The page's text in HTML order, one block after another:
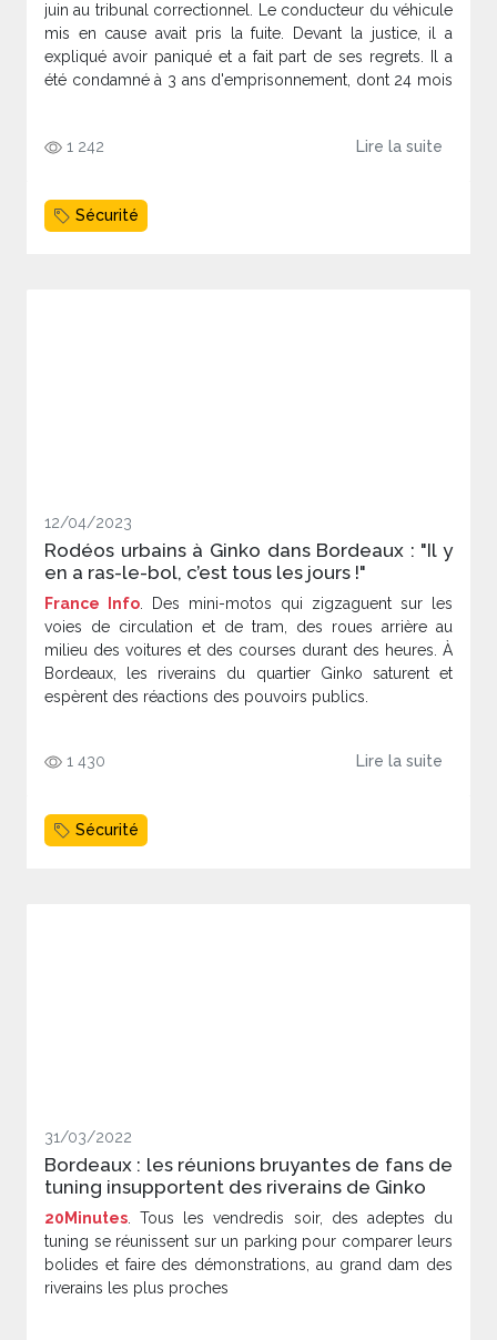
juin au tribunal correctionnel. Le conducteur du véhicule
mis en cause avait pris la fuite. Devant la justice, il a
expliqué avoir paniqué et a fait part de ses regrets. Il a
été condamné à 3 ans d'emprisonnement, dont 24 mois
1 242 Lire la suite
Sécurité
12/04/2023
Rodéos urbains à Ginko dans Bordeaux : "Il y
en a ras-le-bol, c’est tous les jours !"
France Info . Des mini-motos qui zigzaguent sur les
voies de circulation et de tram, des roues arrière au
milieu des voitures et des courses durant des heures. À
Bordeaux, les riverains du quartier Ginko saturent et
espèrent des réactions des pouvoirs publics.
1 430 Lire la suite
Sécurité
31/03/2022
Bordeaux : les réunions bruyantes de fans de
tuning insupportent des riverains de Ginko
20Minutes . Tous les vendredis soir, des adeptes du
tuning se réunissent sur un parking pour comparer leurs
bolides et faire des démonstrations, au grand dam des
riverains les plus proches